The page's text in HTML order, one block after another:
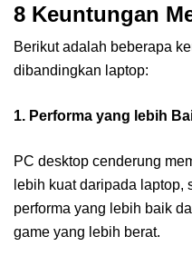
8 Keuntungan
Berikut adalah beberapa
dibandingkan laptop:
1. Performa yang lebih
PC desktop cenderung
lebih kuat daripada laptop,
performa yang lebih baik
game yang lebih berat.